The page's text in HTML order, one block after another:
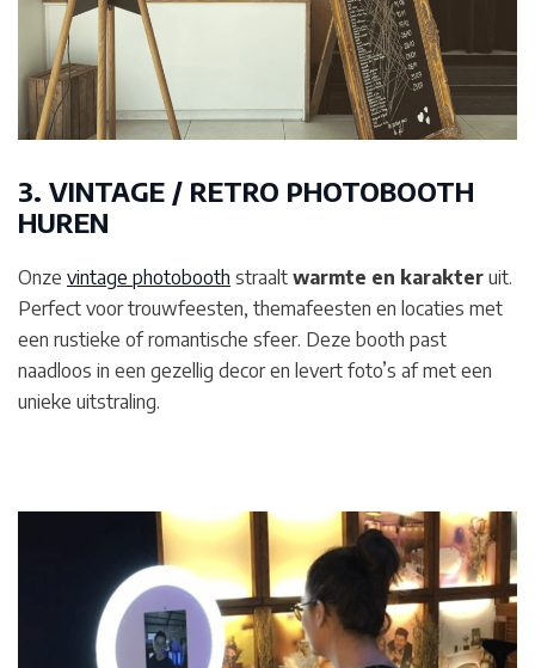
3. VINTAGE / RETRO PHOTOBOOTH
HUREN
Onze vintage photobooth straalt warmte en karakter uit.
Perfect voor trouwfeesten, themafeesten en locaties met
een rustieke of romantische sfeer. Deze booth past
naadloos in een gezellig decor en levert foto’s af met een
unieke uitstraling.